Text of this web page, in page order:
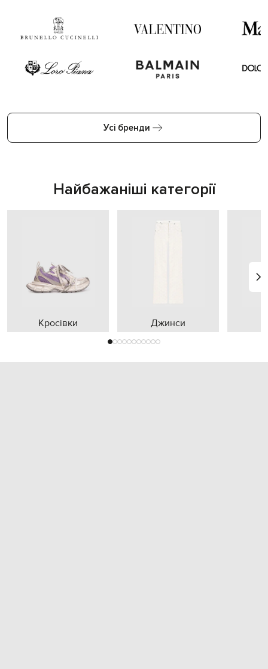
Усі бренди
Найбажаніші категорії
Кросівки Джинси